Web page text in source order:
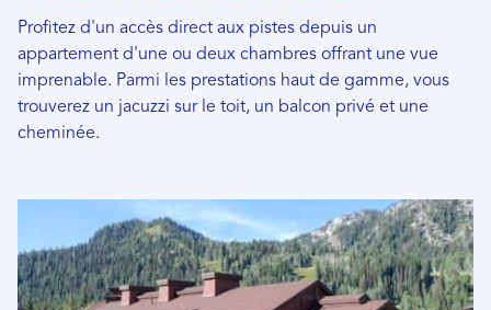
Profitez d'un accès direct aux pistes depuis un
appartement d'une ou deux chambres offrant une vue
imprenable. Parmi les prestations haut de gamme, vous
trouverez un jacuzzi sur le toit, un balcon privé et une
cheminée.